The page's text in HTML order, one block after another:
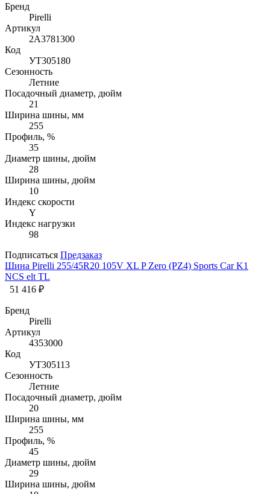
Бренд
Pirelli
Артикул
2A3781300
Код
УТ305180
Сезонность
Летние
Посадочный диаметр, дюйм
21
Ширина шины, мм
255
Профиль, %
35
Диаметр шины, дюйм
28
Ширина шины, дюйм
10
Индекс скорости
Y
Индекс нагрузки
98
Подписаться Предзаказ
Шина Pirelli 255/45R20 105V XL P Zero (PZ4) Sports Car K1
NCS elt TL
51 416 ₽
Бренд
Pirelli
Артикул
4353000
Код
УТ305113
Сезонность
Летние
Посадочный диаметр, дюйм
20
Ширина шины, мм
255
Профиль, %
45
Диаметр шины, дюйм
29
Ширина шины, дюйм